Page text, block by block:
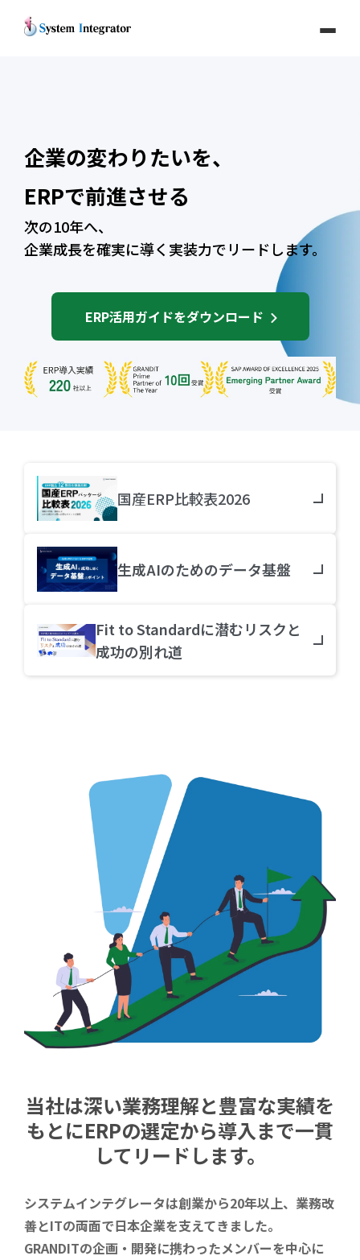
企業の変わりたいを、
ERPで前進させる
次の10年へ、
企業成長を確実に導く実装力でリードします。
ERP活用ガイドをダウンロード
国産ERP比較表2026
生成AIのためのデータ基盤
Fit to Standardに潜むリスクと
成功の別れ道
当社は深い業務理解と豊富な実績を
もとにERPの選定から導入まで一貫
してリードします。
システムインテグレータは創業から20年以上、業務改
善とITの両面で日本企業を支えてきました。
GRANDITの企画・開発に携わったメンバーを中心に